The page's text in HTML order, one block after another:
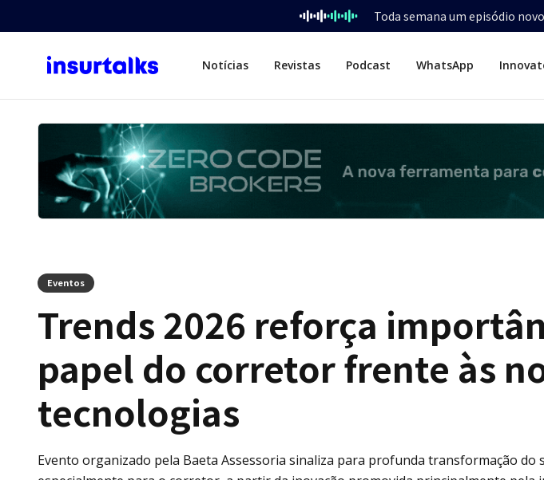
Toda semana um episódio
Notícias Revistas Podcast WhatsApp
Eventos
Trends 2026 reforça
papel do corretor frente às
tecnologias
Evento organizado pela Baeta Assessoria sinaliza para profunda transformação do